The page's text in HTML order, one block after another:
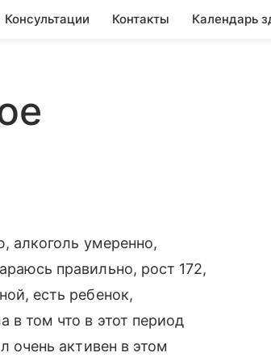
Консультации Контакты Календарь
алкоголь умеренно,
правильно, рост 172,
есть ребенок,
том что в этот период
очень активен в этом